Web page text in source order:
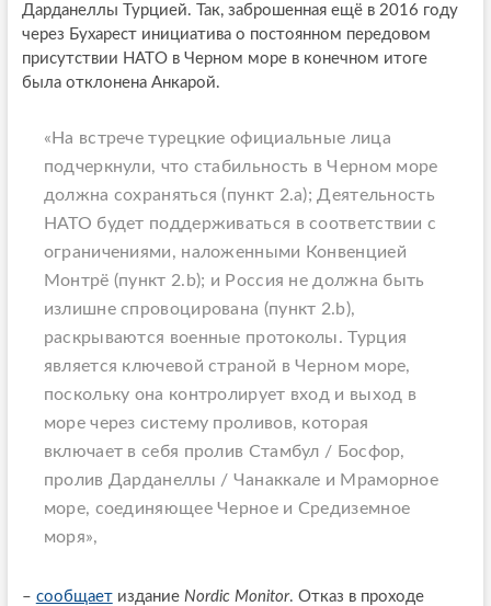
Дарданеллы Турцией. Так, заброшенная ещё в 2016 году
через Бухарест инициатива о постоянном передовом
присутствии НАТО в Черном море в конечном итоге
была отклонена Анкарой.
«На встрече турецкие официальные лица
подчеркнули, что стабильность в Черном море
должна сохраняться (пункт 2.a); Деятельность
НАТО будет поддерживаться в соответствии с
ограничениями, наложенными Конвенцией
Монтрё (пункт 2.b); и Россия не должна быть
излишне спровоцирована (пункт 2.b),
раскрываются военные протоколы. Турция
является ключевой страной в Черном море,
поскольку она контролирует вход и выход в
море через систему проливов, которая
включает в себя пролив Стамбул / Босфор,
пролив Дарданеллы / Чанаккале и Мраморное
море, соединяющее Черное и Средиземное
моря»,
– сообщаетиздание Nordic Monitor. Отказ в проходе